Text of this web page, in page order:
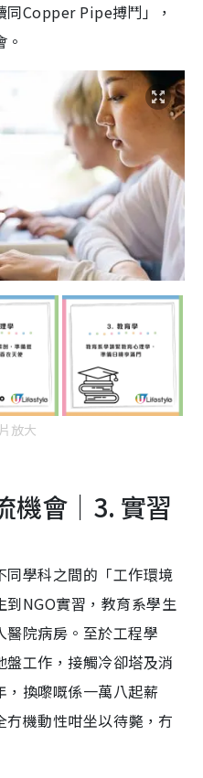
Copper Pipe搏鬥」，
放大
機會｜3. 實習
同學科之間的「工作環境
NGO實習，教育系學生
醫院病房。至於工程學
工作，接觸冷卻塔及消
，換嚟嘅係一萬八起薪
冇機動性咁坐以待斃，冇